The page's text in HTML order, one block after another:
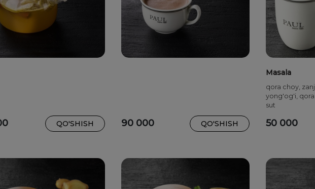
QO'SHISH 90 000 QO'SHISH
Masala
qora choy,
yong'og'i, qora
sut
50 000